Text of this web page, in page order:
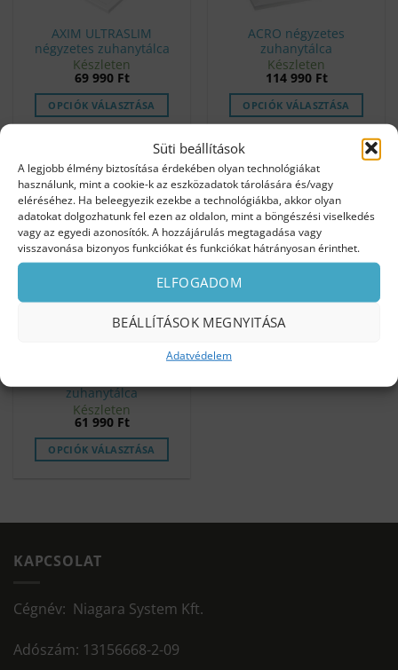
Süti beállítások
A legjobb élmény biztosítása érdekében olyan technológiákat
használunk, mint a cookie-k az eszközadatok tárolására és/vagy
eléréséhez. Ha beleegyezik ezekbe a technológiákba, akkor olyan
adatokat dolgozhatunk fel ezen az oldalon, mint a böngészési viselkedés
vagy az egyedi azonosítók. A hozzájárulás megtagadása vagy
visszavonása bizonyos funkciókat és funkciókat hátrányosan érinthet.
ELFOGADOM
BEÁLLÍTÁSOK MEGNYITÁSA
Adatvédelem
AXIM ULTRASLIM
négyzetes zuhanytálca
Készleten
69 990 Ft
OPCIÓK VÁLASZTÁSA
ACRO négyzetes
zuhanytálca
Készleten
114 990 Ft
OPCIÓK VÁLASZTÁSA
zuhanytálca
Készleten
61 990 Ft
OPCIÓK VÁLASZTÁSA
KAPCSOLAT
Cégnév: Niagara System Kft.
Adószám: 13156668-2-09